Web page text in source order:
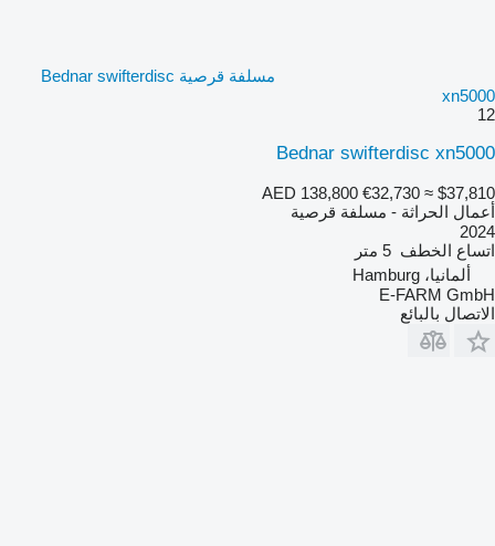
مسلفة قرصية Bednar swifterdisc
xn5000
12
Bednar swifterdisc xn5000
AED 138,800 €32,730 ≈ $37,810
أعمال الحراثة - مسلفة قرصية
2024
اتساع الخطف 5 متر
ألمانيا، Hamburg
E-FARM GmbH
الاتصال بالبائع